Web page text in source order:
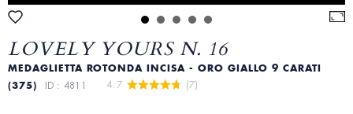
LOVELY YOURS N. 16
MEDAGLIETTA ROTONDA INCISA - ORO GIALLO 9 CARATI
(375) ID : 4811 4.7 (7)